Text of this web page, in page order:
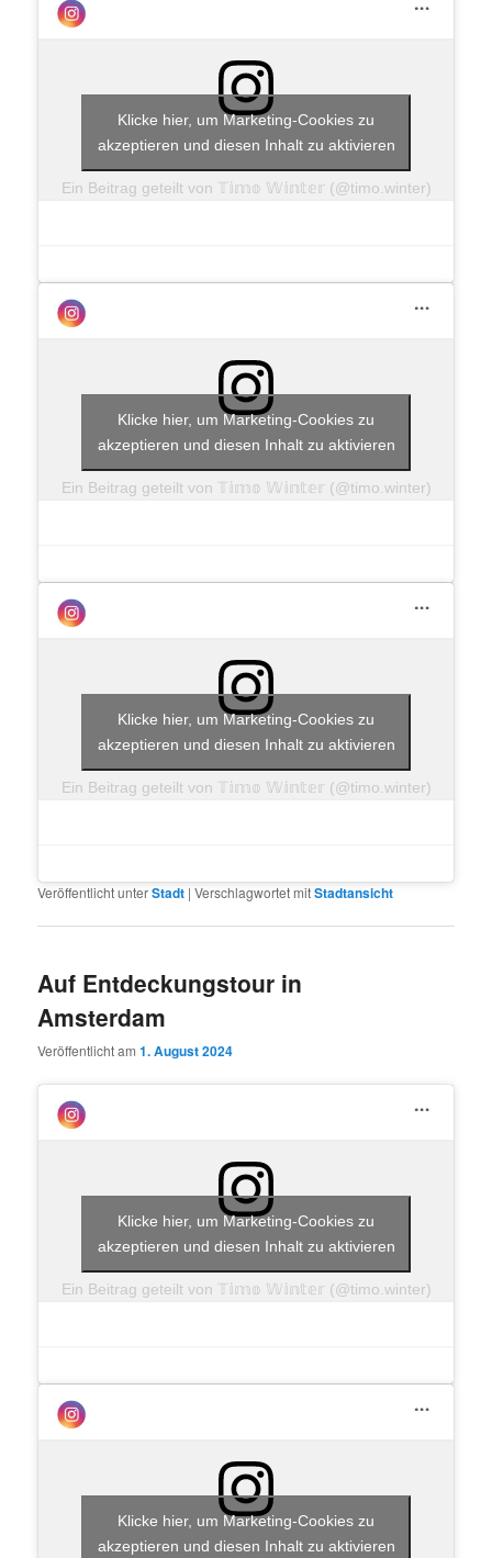
Ein Beitrag geteilt von 𝕋𝕚𝕞𝕠 𝕎𝕚𝕟𝕥𝕖𝕣 (@timo.winter)
Klicke hier, um Marketing-Cookies zu
akzeptieren und diesen Inhalt zu aktivieren
Ein Beitrag geteilt von 𝕋𝕚𝕞𝕠 𝕎𝕚𝕟𝕥𝕖𝕣 (@timo.winter)
Klicke hier, um Marketing-Cookies zu
akzeptieren und diesen Inhalt zu aktivieren
Ein Beitrag geteilt von 𝕋𝕚𝕞𝕠 𝕎𝕚𝕟𝕥𝕖𝕣 (@timo.winter)
Klicke hier, um Marketing-Cookies zu
akzeptieren und diesen Inhalt zu aktivieren
Veröffentlicht unterStadt |Verschlagwortet mitStadtansicht
Auf Entdeckungstour in
Amsterdam
Veröffentlicht am1. August 2024
Ein Beitrag geteilt von 𝕋𝕚𝕞𝕠 𝕎𝕚𝕟𝕥𝕖𝕣 (@timo.winter)
Klicke hier, um Marketing-Cookies zu
akzeptieren und diesen Inhalt zu aktivieren
Klicke hier, um Marketing-Cookies zu
akzeptieren und diesen Inhalt zu aktivieren